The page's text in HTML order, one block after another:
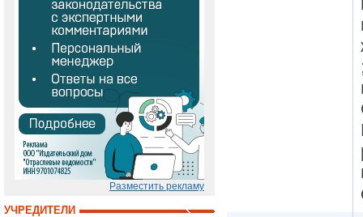
Разместить рекламу
УЧРЕДИТЕЛИ